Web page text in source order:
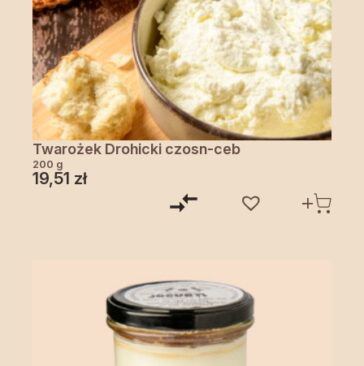
Twarożek Drohicki czosn-ceb
200 g
19,51 zł